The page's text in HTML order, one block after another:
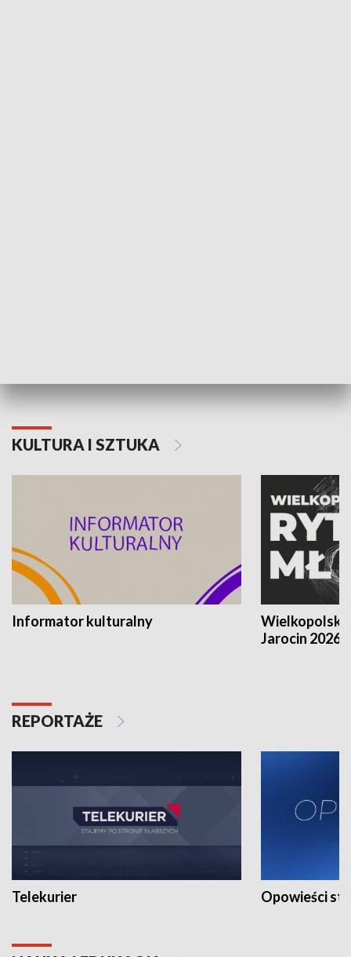
KULTURA I SZTUKA
Informator kulturalny
Jarocin 2026
REPORTAŻE
Telekurier Opowieści